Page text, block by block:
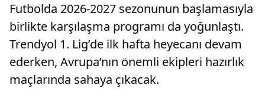
Futbolda 2026-2027 sezonunun başlamasıyla
birlikte karşılaşma programı da yoğunlaştı.
Trendyol 1. Lig’de ilk hafta heyecanı devam
ederken, Avrupa’nın önemli ekipleri hazırlık
maçlarında sahaya çıkacak.